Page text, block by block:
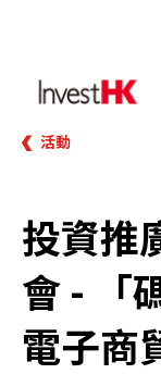
活動
投資推
會 - 「
電子商